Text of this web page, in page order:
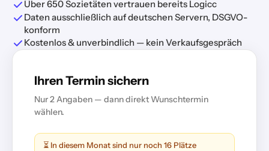
Über 650 Sozietäten vertrauen bereits Logicc
Daten ausschließlich auf deutschen Servern, DSGVO-
konform
Kostenlos & unverbindlich — kein Verkaufsgespräch
Ihren Termin sichern
Nur 2 Angaben — dann direkt Wunschtermin
wählen.
⏳ In diesem Monat sind nur noch 16 Plätze